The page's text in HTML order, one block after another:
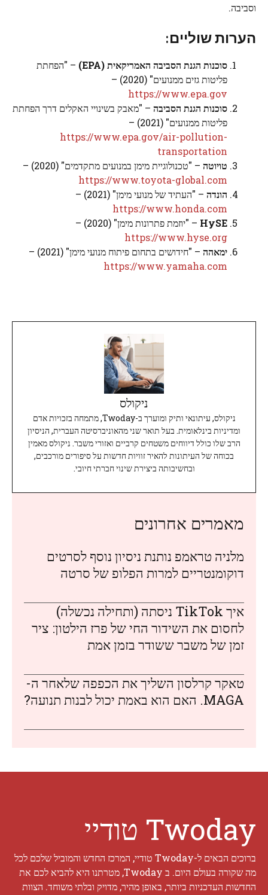
וסביבה.
הערות שוליים:
סוכנות הגנת הסביבה האמריקאית (EPA)
– "הפחתת
פליטות גזים ממנועים" (2020) –
https://www.epa.gov
סוכנות הגנת הסביבה – "מאבק בשינויי האקלים דרך הפחתת
פליטות ממנועים" (2021) –
https://www.epa.gov/air-pollution-
transportation
טויוטה – "טכנולוגיית מימן במנועים מתקדמים" (2020) –
https://www.toyota-global.com
הונדה – "העתיד של מנועי מימן" (2021) –
https://www.honda.com
HySE – "יוזמת פתרונות מימן" (2020) –
https://www.hyse.org
ימאהה – "חידושים בתחום פיתוח מנועי מימן" (2021) –
https://www.yamaha.com
ניקולס
ניקולס, עיתונאי ותיק ומוערך ב-Twoday, מתמחה בזכויות אדם
ומדיניות בינלאומית. בעל תואר שני מהאוניברסיטה העברית, הניסיון
הרב שלו כולל דיווחים משטחים קרביים ואזורי משבר. ניקולס מאמין
בכוחה של העיתונות להאיר זוויות חדשות על סיפורים מורכבים,
ובחשיבותה ביצירת שינוי חברתי חיובי.
מאמרים אחרונים
מלניה טראמפ נותנת ניסיון נוסף לסרטים
דוקומנטריים למרות הפלופ של סרטה
איך TikTok ניסתה (ותחילה נכשלה)
לחסום את השידור החי של פרז הילטון: ציר
זמן של משבר ששודר בזמן אמת
טאקר קרלסון השליך את הכפפה שלאחר ה-
MAGA. האם הוא באמת יכול לבנות תנועה?
Twoday טודיי
ברוכים הבאים ל-Twoday טודיי, המרכז החדש והמוביל שלכם לכל
מה שקורה בעולם היום. ב Twoday, מטרתנו היא להביא לכם את
החדשות העדכניות ביותר, באופן מהיר, מדויק ובלתי משוחד. הצוות